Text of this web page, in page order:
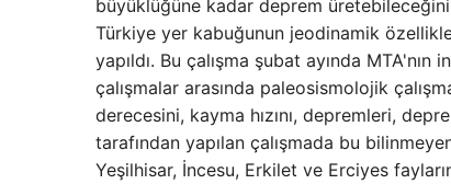
büyüklüğüne kadar deprem üretebileceğinin
Türkiye yer kabuğunun jeodinamik
yapıldı. Bu çalışma şubat ayında MTA'nın
çalışmalar arasında paleosismolojik
derecesini, kayma hızını, depremleri,
tarafından yapılan çalışmada bu
Yeşilhisar, İncesu, Erkilet ve Erciyes